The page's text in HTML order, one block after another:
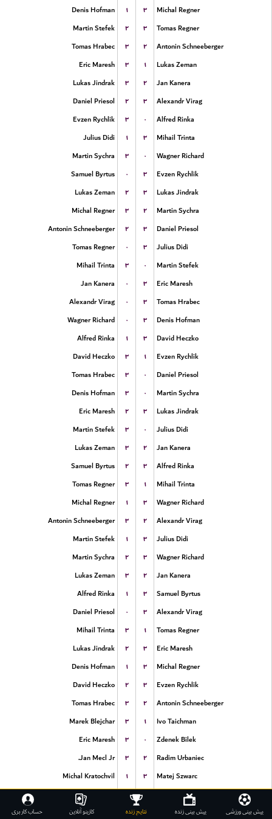
Denis Hofman
۱ ۳
Michal Regner
Martin Stefek
۲ ۳
Tomas Regner
Tomas Hrabec
۳ ۲
Antonin Schneeberger
Eric Maresh
۳ ۱
Lukas Zeman
Lukas Jindrak
۳ ۲
Jan Kanera
Daniel Priesol
۲ ۳
Alexandr Virag
Evzen Rychlik
۳ ۰
Alfred Rinka
Julius Didi
۱ ۳
Mihail Trinta
Martin Sychra
۳ ۰
Wagner Richard
Samuel Byrtus
۰ ۳
Evzen Rychlik
Lukas Zeman
۲ ۳
Lukas Jindrak
Michal Regner
۳ ۲
Martin Sychra
Antonin Schneeberger
۲ ۳
Daniel Priesol
Tomas Regner
۰ ۳
Julius Didi
Mihail Trinta
۳ ۰
Martin Stefek
Jan Kanera
۰ ۳
Eric Maresh
Alexandr Virag
۰ ۳
Tomas Hrabec
Wagner Richard
۰ ۳
Denis Hofman
Alfred Rinka
۱ ۳
David Heczko
David Heczko
۳ ۱
Evzen Rychlik
Tomas Hrabec
۳ ۰
Daniel Priesol
Denis Hofman
۳ ۰
Martin Sychra
Eric Maresh
۲ ۳
Lukas Jindrak
Martin Stefek
۳ ۰
Julius Didi
Lukas Zeman
۳ ۲
Jan Kanera
Samuel Byrtus
۲ ۳
Alfred Rinka
Tomas Regner
۳ ۱
Mihail Trinta
Michal Regner
۱ ۳
Wagner Richard
Antonin Schneeberger
۳ ۲
Alexandr Virag
Martin Stefek
۱ ۳
Julius Didi
Martin Sychra
۲ ۳
Wagner Richard
Lukas Zeman
۳ ۲
Jan Kanera
Alfred Rinka
۱ ۳
Samuel Byrtus
Daniel Priesol
۰ ۳
Alexandr Virag
Mihail Trinta
۳ ۱
Tomas Regner
Lukas Jindrak
۲ ۳
Eric Maresh
Denis Hofman
۱ ۳
Michal Regner
David Heczko
۲ ۳
Evzen Rychlik
Tomas Hrabec
۳ ۲
Antonin Schneeberger
Marek Blejchar
۳ ۱
Ivo Taichman
Eric Maresh
۳ ۰
Zdenek Bilek
Jan Mecl Jr.
۳ ۲
Radim Urbaniec
Michal Kratochvil
۱ ۳
Matej Szwarc
Wagner Richard
Petr Sebera
Lukas Jindrak
۳ ۲ Lukas Zeman پیش بینی ورزشی پیش بینی زنده نتایج زنده کازینو آنلاین حساب کاربری